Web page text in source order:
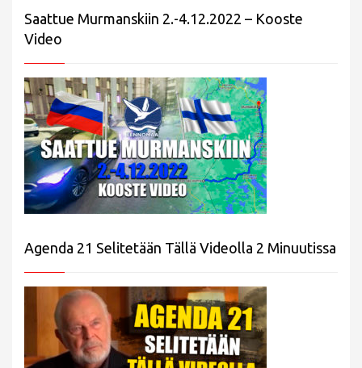
Saattue Murmanskiin 2.-4.12.2022 – Kooste
Video
Agenda 21 Selitetään Tällä Videolla 2 Minuutissa